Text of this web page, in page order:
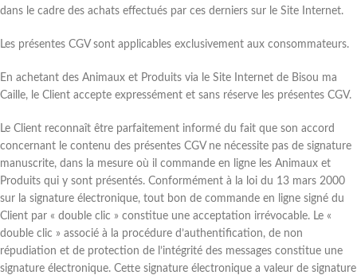
dans le cadre des achats effectués par ces derniers sur le Site Internet.
Les présentes CGV sont applicables exclusivement aux consommateurs.
En achetant des Animaux et Produits via le Site Internet de Bisou ma
Caille, le Client accepte expressément et sans réserve les présentes CGV.
Le Client reconnaît être parfaitement informé du fait que son accord
concernant le contenu des présentes CGV ne nécessite pas de signature
manuscrite, dans la mesure où il commande en ligne les Animaux et
Produits qui y sont présentés. Conformément à la loi du 13 mars 2000
sur la signature électronique, tout bon de commande en ligne signé du
Client par « double clic » constitue une acceptation irrévocable. Le «
double clic » associé à la procédure d’authentification, de non
répudiation et de protection de l’intégrité des messages constitue une
signature électronique. Cette signature électronique a valeur de signature